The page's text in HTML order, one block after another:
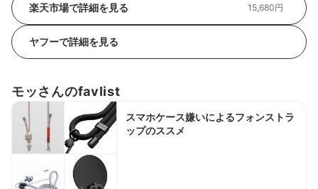
楽天市場で詳細を見る 15,680円
ヤフーで詳細を見る
モッさんのfavlist
スマホケース嫌いによるフォンストラ
ップのススメ